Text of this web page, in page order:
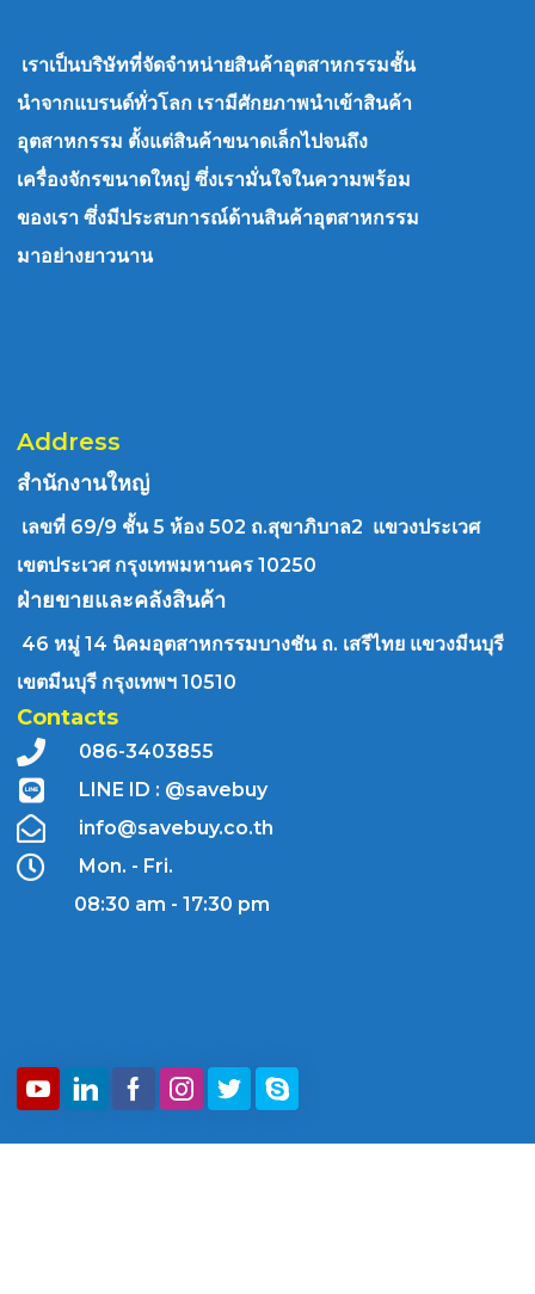
เราเป็นบริษัทที่จัดจำหน่ายสินค้าอุตสาหกรรมชั้น
นำจากแบรนด์ทั่วโลก เรามีศักยภาพนำเข้าสินค้า
อุตสาหกรรม ตั้งแต่สินค้าขนาดเล็กไปจนถึง
เครื่องจักรขนาดใหญ่ ซึ่งเรามั่นใจในความพร้อม
ของเรา ซึ่งมีประสบการณ์ด้านสินค้าอุตสาหกรรม
มาอย่างยาวนาน
Address
สำนักงานใหญ่
เลขที่ 69/9 ชั้น 5 ห้อง 502 ถ.สุขาภิบาล2 แขวงประเวศ
เขตประเวศ กรุงเทพมหานคร 10250
ฝ่ายขายและคลังสินค้า
46 หมู่ 14 นิคมอุตสาหกรรมบางชัน ถ. เสรีไทย แขวงมีนบุรี
เขตมีนบุรี กรุงเทพฯ 10510
Contacts
086-3403855
LINE ID : @savebuy
info@savebuy.co.th
Mon. - Fri.
08:30 am - 17:30 pm